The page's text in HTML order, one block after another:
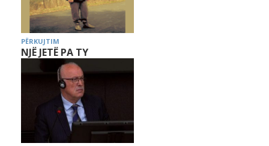
PËRKUJTIM
NJË JETË PA TY